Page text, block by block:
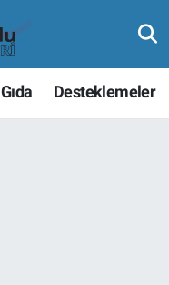
Gıda Desteklemeler